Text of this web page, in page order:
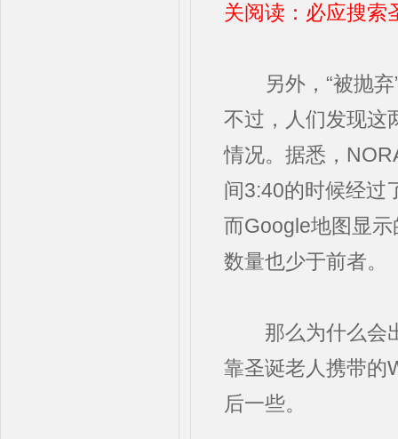
关阅读：必应搜索
另外，“被抛弃”
不过，人们发现这
情况。据悉，
间3:40的时候经过
而Google地图显
数量也少于前者。
那么为什么会出
靠圣诞老人携带的
后一些。